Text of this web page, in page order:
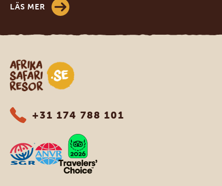
LÄS MER
Safari-resor i Afrika
+31 174 788 101